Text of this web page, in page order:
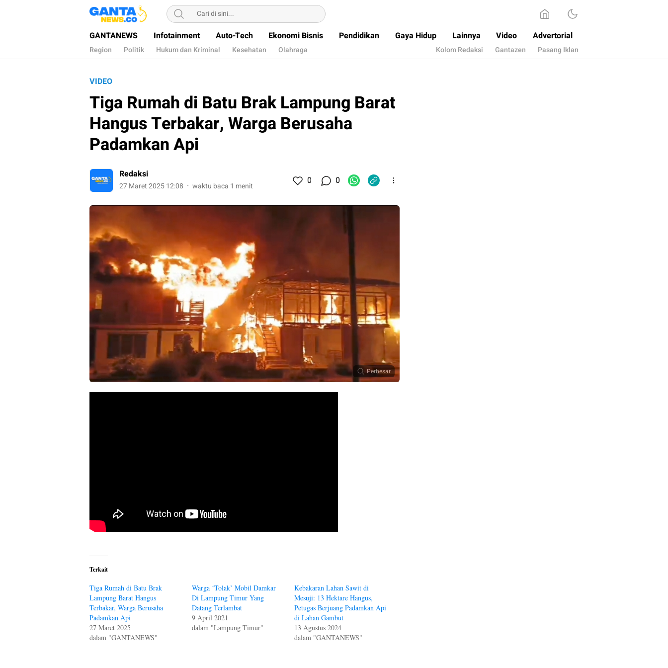
Gantanews
Informasi Membangun Bangsa
GANTANEWS Infotainment Auto-Tech Ekonomi Bisnis Pendidikan Gaya Hidup Lainnya Video Advertorial
Region Politik Hukum dan Kriminal Kesehatan Olahraga Kolom Redaksi Gantazen Pasang Iklan
VIDEO
Tiga Rumah di Batu Brak Lampung Barat
Hangus Terbakar, Warga Berusaha
Padamkan Api
Redaksi
27 Maret 2025 12:08 waktu baca 1 menit 0 0
Perbesar
Terkait
Tiga Rumah di Batu Brak
Lampung Barat Hangus
Terbakar, Warga Berusaha
Padamkan Api
27 Maret 2025
dalam "GANTANEWS"
Warga ‘Tolak’ Mobil Damkar
Di Lampung Timur Yang
Datang Terlambat
9 April 2021
dalam "Lampung Timur"
Kebakaran Lahan Sawit di
Mesuji: 13 Hektare Hangus,
Petugas Berjuang Padamkan Api
di Lahan Gambut
13 Agustus 2024
dalam "GANTANEWS"